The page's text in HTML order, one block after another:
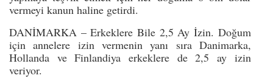
vermeyi kanun haline getirdi.
DANİMARKA – Erkeklere Bile 2,5 Ay İzin. Doğum
için annelere izin vermenin yanı sıra Danimarka,
Hollanda ve Finlandiya erkeklere de 2,5 ay izin
veriyor.